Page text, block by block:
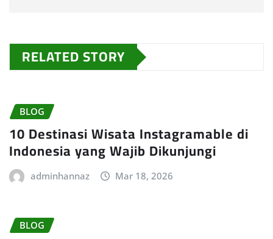
RELATED STORY
BLOG
10 Destinasi Wisata Instagramable di
Indonesia yang Wajib Dikunjungi
adminhannaz Mar 18, 2026
BLOG